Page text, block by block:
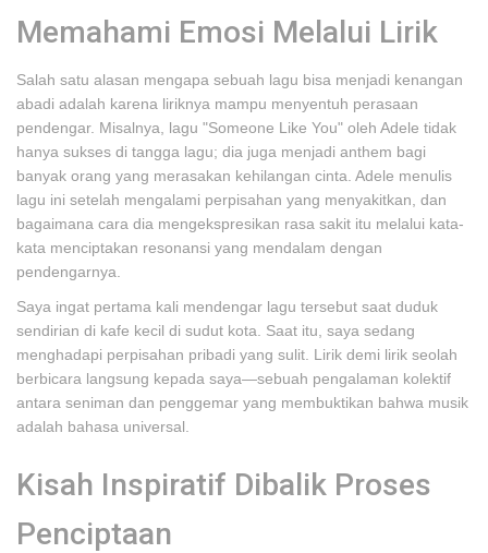
Memahami Emosi Melalui Lirik
Salah satu alasan mengapa sebuah lagu bisa menjadi kenangan
abadi adalah karena liriknya mampu menyentuh perasaan
pendengar. Misalnya, lagu "Someone Like You" oleh Adele tidak
hanya sukses di tangga lagu; dia juga menjadi anthem bagi
banyak orang yang merasakan kehilangan cinta. Adele menulis
lagu ini setelah mengalami perpisahan yang menyakitkan, dan
bagaimana cara dia mengekspresikan rasa sakit itu melalui kata-
kata menciptakan resonansi yang mendalam dengan
pendengarnya.
Saya ingat pertama kali mendengar lagu tersebut saat duduk
sendirian di kafe kecil di sudut kota. Saat itu, saya sedang
menghadapi perpisahan pribadi yang sulit. Lirik demi lirik seolah
berbicara langsung kepada saya—sebuah pengalaman kolektif
antara seniman dan penggemar yang membuktikan bahwa musik
adalah bahasa universal.
Kisah Inspiratif Dibalik Proses
Penciptaan